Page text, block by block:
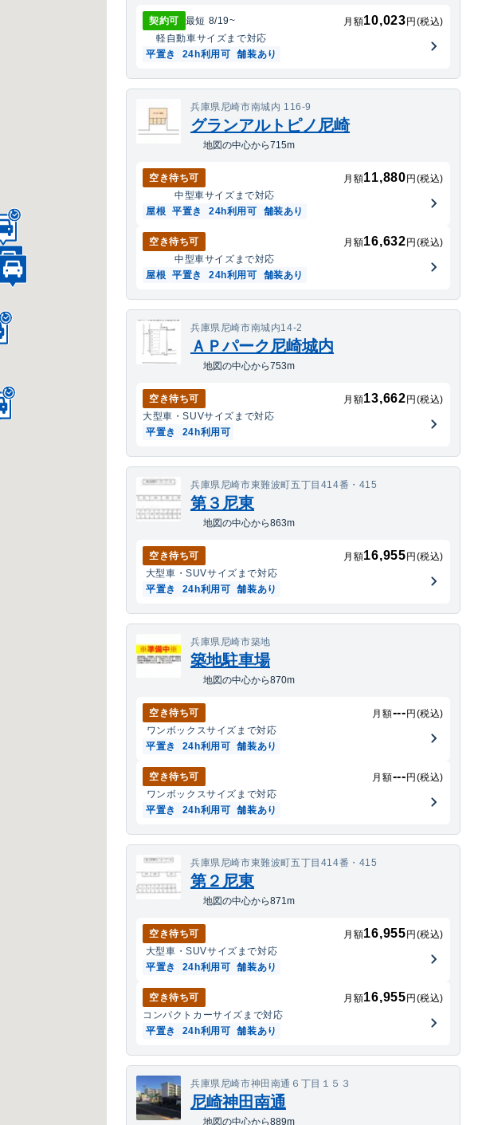
契約可 最短 8/19~ 月額10,023 円(税込)
軽自動車サイズまで対応
平置き
24h利用可 舗装あり
兵庫県尼崎市南城内 116-9
グランアルトピノ尼崎
地図の中心から715m
空き待ち可 月額11,880 円(税込)
中型車サイズまで対応
屋根 平置き 24h利用可 舗装あり
空き待ち可 月額16,632 円(税込)
中型車サイズまで対応
屋根 平置き 24h利用可 舗装あり
兵庫県尼崎市南城内14-2
ＡＰパーク尼崎城内
地図の中心から753m
空き待ち可 月額13,662 円(税込)
大型車・SUVサイズまで対応
平置き
24h利用可
兵庫県尼崎市東難波町五丁目414番・415
第３尼東
地図の中心から863m
空き待ち可 月額16,955 円(税込)
大型車・SUVサイズまで対応
平置き
24h利用可 舗装あり
兵庫県尼崎市築地
築地駐車場
地図の中心から870m
空き待ち可 月額--- 円(税込)
ワンボックスサイズまで対応
平置き
24h利用可 舗装あり
空き待ち可 月額--- 円(税込)
ワンボックスサイズまで対応
平置き
24h利用可 舗装あり
兵庫県尼崎市東難波町五丁目414番・415
第２尼東
地図の中心から871m
空き待ち可 月額16,955 円(税込)
大型車・SUVサイズまで対応
平置き
24h利用可 舗装あり
空き待ち可 月額16,955 円(税込)
コンパクトカーサイズまで対応
平置き
24h利用可 舗装あり
兵庫県尼崎市神田南通６丁目１５３
尼崎神田南通
地図の中心から889m